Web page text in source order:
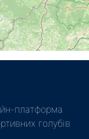
платформа
голубів